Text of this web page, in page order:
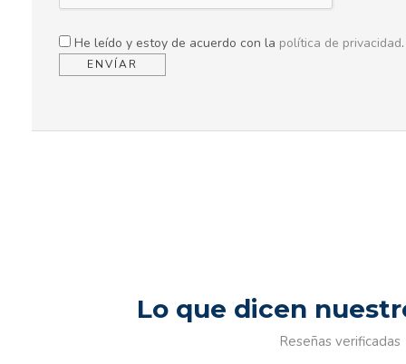
He leído y estoy de acuerdo con la política de privacidad.
Lo que dicen
Reseñas verificadas